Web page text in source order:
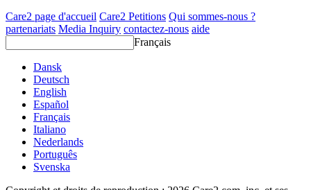
Care2 page d'accueil Care2 Petitions Qui sommes-nous ?
partenariats Media Inquiry contactez-nous aide
Français
Dansk
Deutsch
English
Español
Français
Italiano
Nederlands
Português
Svenska